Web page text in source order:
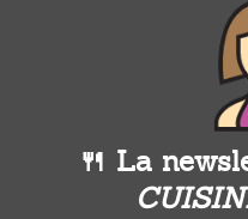
🍴 La